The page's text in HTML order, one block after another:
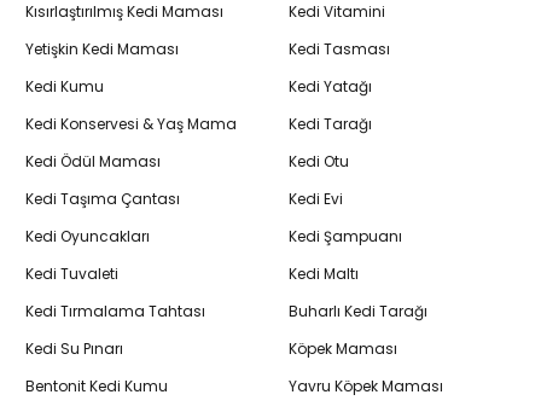
Kısırlaştırılmış Kedi Maması
Yetişkin Kedi Maması
Kedi Kumu
Kedi Konservesi & Yaş Mama
Kedi Ödül Maması
Kedi Taşıma Çantası
Kedi Oyuncakları
Kedi Tuvaleti
Kedi Tırmalama Tahtası
Kedi Su Pınarı
Bentonit Kedi Kumu
Kedi Vitamini
Kedi Tasması
Kedi Yatağı
Kedi Tarağı
Kedi Otu
Kedi Evi
Kedi Şampuanı
Kedi Maltı
Buharlı Kedi Tarağı
Köpek Maması
Yavru Köpek Maması